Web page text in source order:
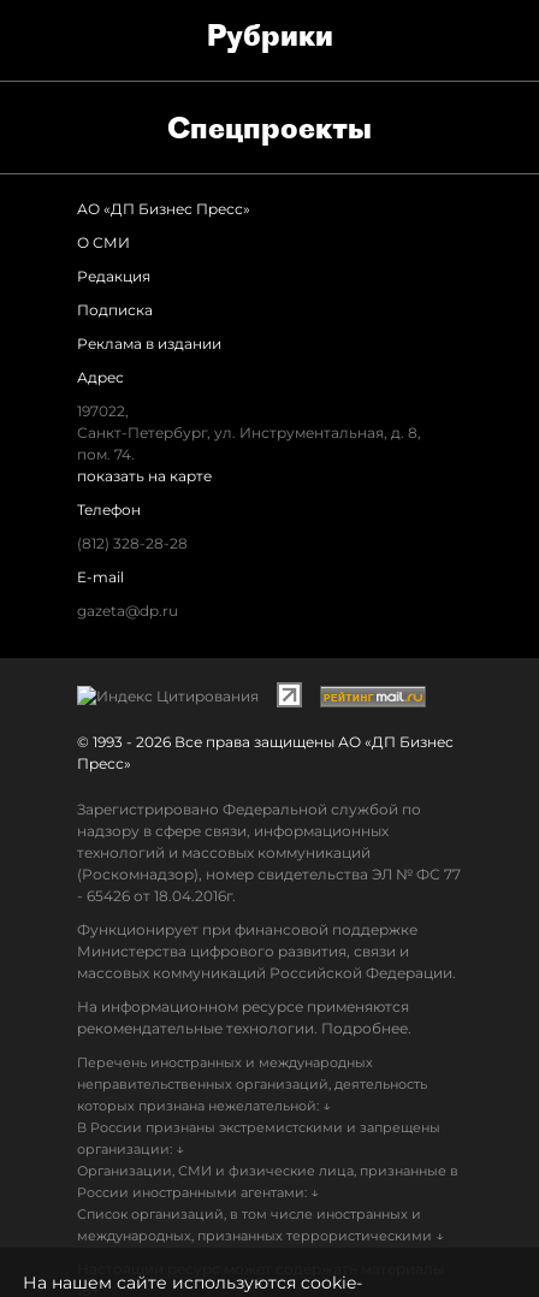
Рубрики
Спец­проекты
АО «ДП Бизнес Пресс»
О СМИ
Редакция
Подписка
Реклама в издании
Адрес
197022,
Санкт-Петербург, ул. Инструментальная, д. 8,
пом. 74.
показать на карте
Телефон
(812) 328-28-28
E-mail
gazeta@dp.ru
© 1993 - 2026 Все права защищены АО «ДП Бизнес
Пресс»
Зарегистрировано Федеральной службой по
надзору в сфере связи, информационных
технологий и массовых коммуникаций
(Роскомнадзор), номер свидетельства ЭЛ № ФС 77
- 65426 от 18.04.2016г.
Функционирует при финансовой поддержке
Министерства цифрового развития, связи и
массовых коммуникаций Российской Федерации.
На информационном ресурсе применяются
рекомендательные технологии. Подробнее.
Перечень иностранных и международных
неправительственных организаций, деятельность
которых признана нежелательной: ↓
В России признаны экстремистскими и запрещены
организации: ↓
Организации, СМИ и физические лица, признанные в
России иностранными агентами: ↓
Список организаций, в том числе иностранных и
международных, признанных террористическими ↓
18+
На нашем сайте используются cookie-